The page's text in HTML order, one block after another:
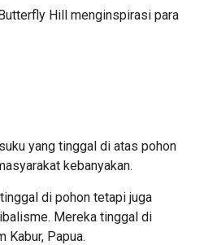
Hill menginspirasi para
yang tinggal di atas pohon
kebanyakan.
di pohon tetapi juga
Mereka tinggal di
Kabur, Papua.